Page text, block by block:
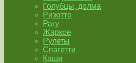
Голубцы, долма
Ризотто
Рагу
Жаркое
Рулеты
Спагетти
Каши